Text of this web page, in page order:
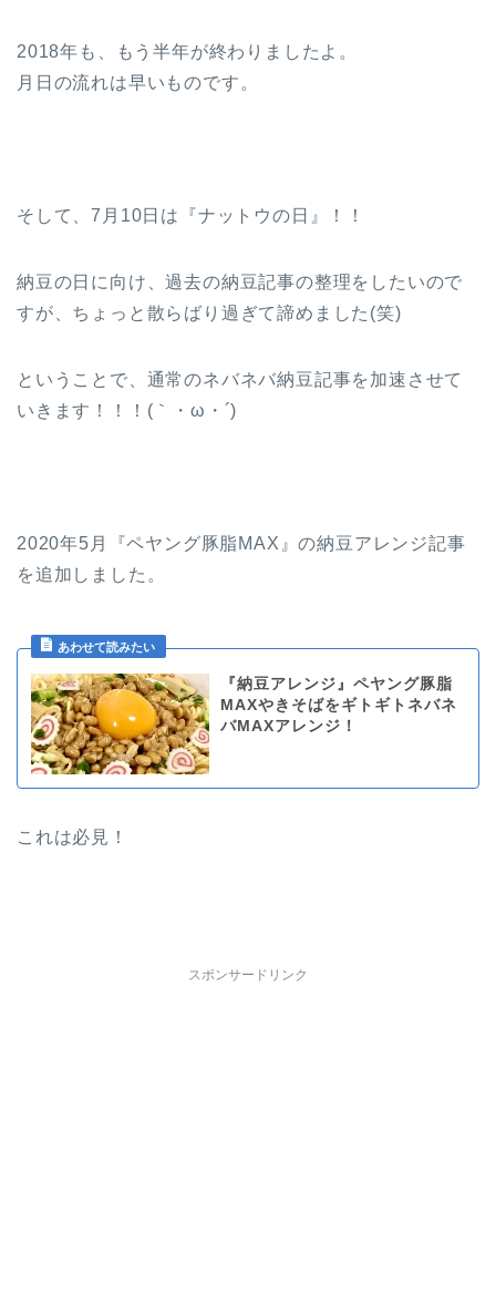
2018年も、もう半年が終わりましたよ。
月日の流れは早いものです。
そして、7月10日は『ナットウの日』！！
納豆の日に向け、過去の納豆記事の整理をしたいので
すが、ちょっと散らばり過ぎて諦めました(笑)
ということで、通常のネバネバ納豆記事を加速させて
いきます！！！(｀・ω・´)
2020年5月『ペヤング豚脂MAX』の納豆アレンジ記事
を追加しました。
『納豆アレンジ』ペヤング豚脂
MAXやきそばをギトギトネバネ
バMAXアレンジ！
これは必見！
スポンサードリンク